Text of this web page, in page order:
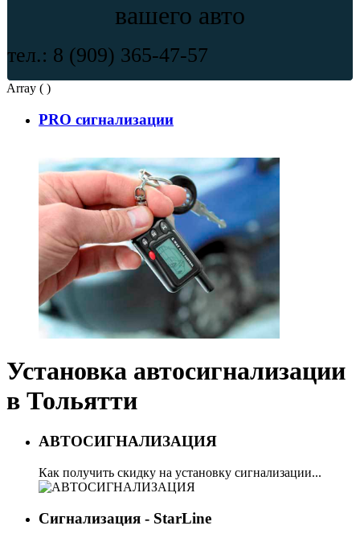
вашего авто
тел.: 8 (909) 365-47-57
Array ( )
PRO сигнализации
Установка автосигнализации
в Тольятти
АВТОСИГНАЛИЗАЦИЯ
Как получить скидку на установку сигнализации...
Сигнализация - StarLine